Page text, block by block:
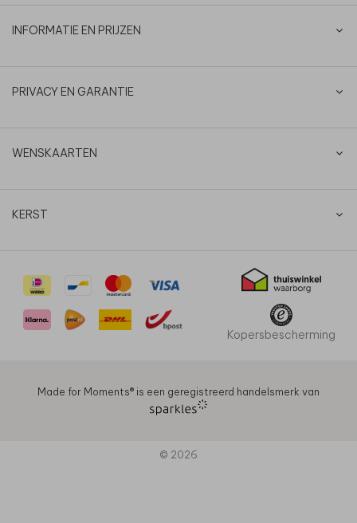
INFORMATIE EN PRIJZEN
PRIVACY EN GARANTIE
WENSKAARTEN
KERST
Kopersbescherming
Made for Moments®️ is een geregistreerd handelsmerk van
© 2026